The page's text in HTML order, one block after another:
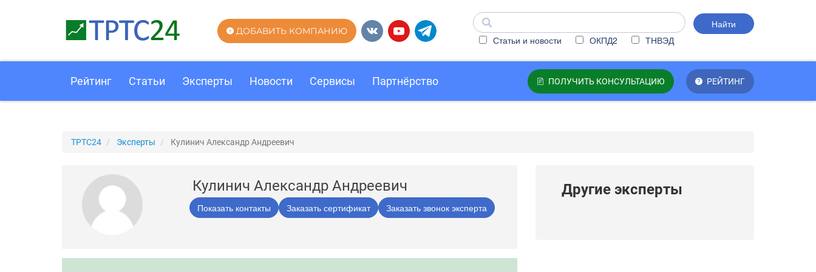
Найти
Статьи и новости
ОКПД2 ТНВЭД
ДОБАВИТЬ КОМПАНИЮ
ПОЛУЧИТЬ КОНСУЛЬТАЦИЮ РЕЙТИНГ
Рейтинг Статьи Эксперты Новости Сервисы Партнёрство
ТРТС24 Эксперты Кулинич Александр Андреевич
Кулинич Александр Андреевич
Показать контакты Заказать сертификат Заказать звонок эксперта
Другие эксперты